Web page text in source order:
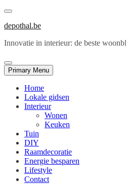
depothal.be
Innovatie in interieur: de beste
Primary Menu
Home
Lokale gidsen
Interieur
Wonen
Keuken
Tuin
DIY
Raamdecoratie
Energie besparen
Lifestyle
Contact